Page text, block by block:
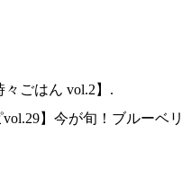
々ごはん vol.2】.